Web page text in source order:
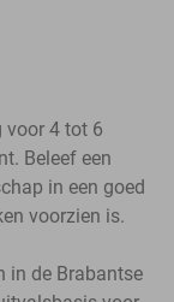
voor 4 tot 6
Beleef een
in een goed
voorzien is.
in de Brabantse